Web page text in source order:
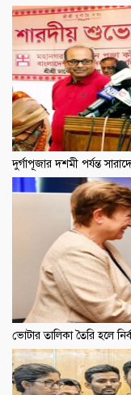
দুর্গাপূজার দশমী পর্যন্ত
ভোটার তালিকা তৈরি হলে